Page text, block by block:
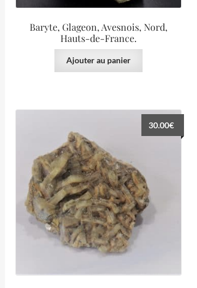
Baryte, Glageon, Avesnois, Nord,
Hauts-de-France.
Ajouter au panier
30.00€